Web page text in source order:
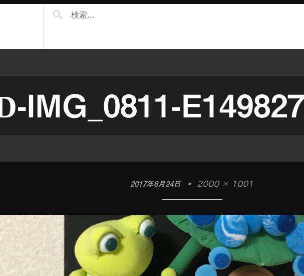
IMG_0811-
2017年6月24日 • 2000 × 1001